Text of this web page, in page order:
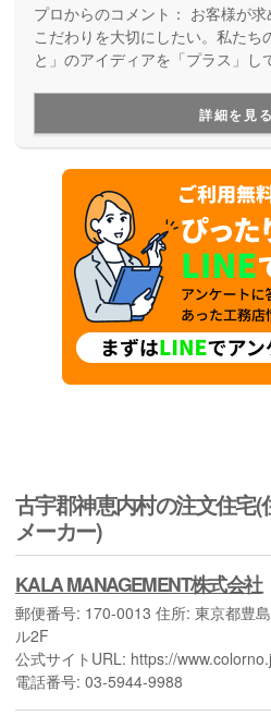
プロからのコメント： お客様が
こだわりを大切にしたい。私たち
と」のアイディアを「プラス」し
詳細を見
古宇郡神恵内村の注文住宅
メーカー)
KALA MANAGEMENT株式会社
郵便番号: 170-0013 住所: 東京都豊
ル2F
公式サイトURL: https://
電話番号: 03-5944-9988